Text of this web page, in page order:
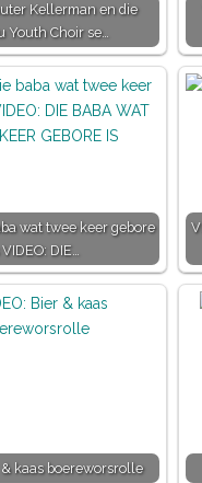
Kellerman en die
Youth Choir se…
wat twee keer gebore
VIDEO: DIE…
& kaas boereworsrolle